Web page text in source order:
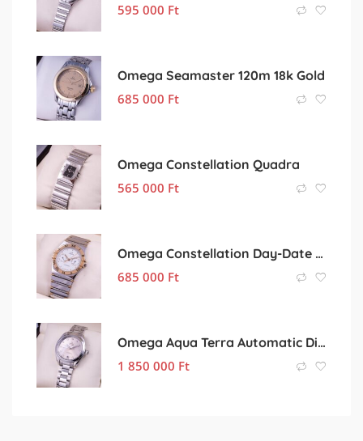
595 000 Ft
Omega Seamaster 120m 18k Gold
685 000 Ft
Omega Constellation Quadra
565 000 Ft
Omega Constellation Day-Date 18K Gold
685 000 Ft
Omega Aqua Terra Automatic Diamonds
1 850 000 Ft